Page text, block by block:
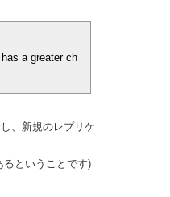
a greater ch
、新規のレプリケ
ということです)